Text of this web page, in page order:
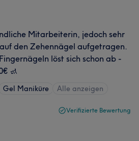
Mitarbeiterin, jedoch sehr
den Zehennägel aufgetragen.
löst sich schon ab -
🚮
Gel Maniküre Alle anzeigen
Verifizierte Bewertung